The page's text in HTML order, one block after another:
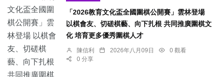
「2026教育文化盃全國圍棋公開賽」雲林登場
以棋會友、切磋棋藝、向下扎根 共同推廣圍棋文
化 培育更多優秀圍棋人才
陳信利 2026年八月09日
0 觀看
0 分享